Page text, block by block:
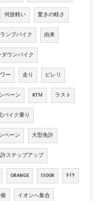
何故軽い 驚きの軽さ
ンプバイク 由来
ダウンバイク
ー 走り ピレリ
ペーン KTＭ ラスト
バイク乗り
ペーン 大型免許
ステップアップ
ORANGE 1300R ﾀｲﾔ
イオンへ集合